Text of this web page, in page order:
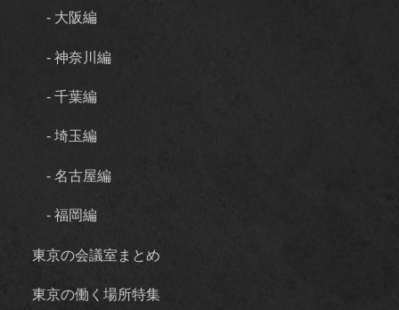
- 大阪編
- 神奈川編
- 千葉編
- 埼玉編
- 名古屋編
- 福岡編
東京の会議室まとめ
東京の働く場所特集